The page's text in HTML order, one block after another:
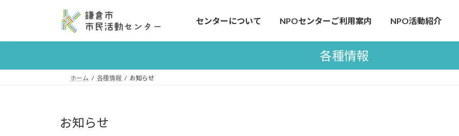
ン
へ
ー
ョ
センターについて NPOセンターご利用案内 NPO活動紹介
各種情報
ホーム 各種情報 お知らせ
お知らせ